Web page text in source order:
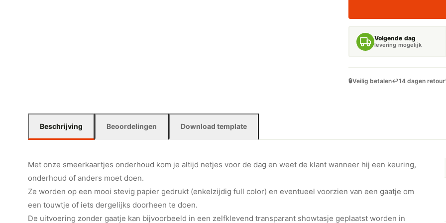
Volgende dag
levering mogelijk
🔒Veilig betalen↩️14 dagen retour
Beschrijving Beoordelingen Download template
Met onze smeerkaartjes onderhoud kom je altijd netjes voor de dag en weet de klant wanneer hij een keuring,
onderhoud of anders moet doen.
Ze worden op een mooi stevig papier gedrukt (enkelzijdig full color) en eventueel voorzien van een gaatje om
een touwtje of iets dergelijks doorheen te doen.
De uitvoering zonder gaatje kan bijvoorbeeld in een zelfklevend transparant showtasje geplaatst worden in